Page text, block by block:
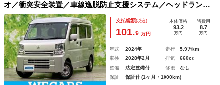
オ／衝突安全装置／車線逸脱防止支援システム／ヘッドラン
プ ＬＥＤ／ＵＳＢジャック／Ｂｌｕｅｔｏｏｔｈ接続／ＥＢ
Ｄ付ＡＢＳ／横滑り防止装置
支払総額(税込)
101.9 万円
本体価格
93.2
万円
諸費用
8.7
万円
年式 2024年 走行
5.9万km
車検
2028年2月 排気
660cc
整備
法定整備付 修復
なし
保証
保証付 (1ヶ月・1000km)